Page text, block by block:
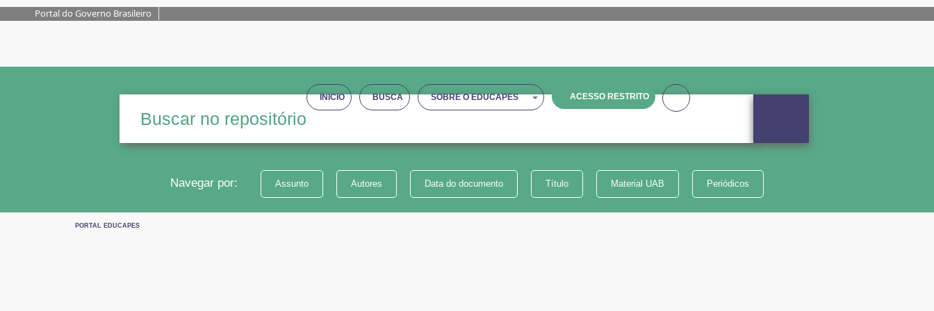
Portal do Governo Brasileiro
INICIO BUSCA SOBRE O EDUCAPES ACESSO RESTRITO
Navegar por: Assunto Autores Data do documento Título Material UAB Periódicos
PORTAL EDUCAPES